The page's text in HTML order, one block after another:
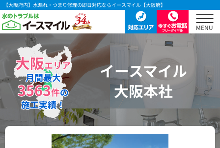
【大阪府内】水漏れ・つまり修理の即日対応ならイースマイル【大阪府】
大阪エリア
月間最大
3563件の
施工実績！
イースマイル
大阪本社